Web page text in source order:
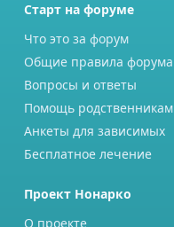
Старт на форуме
Что это за форум
Общие правила форума
Вопросы и ответы
Помощь родственникам
Анкеты для зависимых
Бесплатное лечение
Проект Нонарко
О проекте